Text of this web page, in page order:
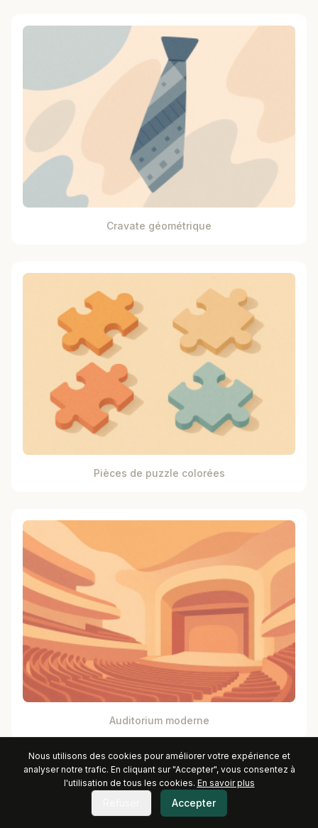
Cravate géométrique
Pièces de puzzle colorées
Auditorium moderne
Nous utilisons des cookies pour améliorer votre expérience et
analyser notre trafic. En cliquant sur "Accepter", vous consentez à
l'utilisation de tous les cookies. En savoir plus
Accepter